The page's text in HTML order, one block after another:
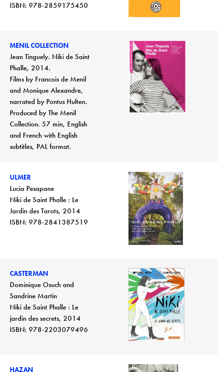
ISBN: 978-2859175450
MENIL COLLECTION
Jean Tinguely. Niki de Saint
Phalle, 2014.
Films by Francois de Menil
and Monique Alexandre,
narrated by Pontus Hulten.
Produced by The Menil
Collection. 57 min, English
and French with English
subtitles, PAL format.
ULMER
Lucia Pesapane
Niki de Saint Phalle : Le
Jardin des Tarots, 2014
ISBN: 978-2841387519
CASTERMAN
Dominique Osuch and
Sandrine Martin
Niki de Saint Phalle : Le
jardin des secrets, 2014
ISBN: 978-2203079496
HAZAN